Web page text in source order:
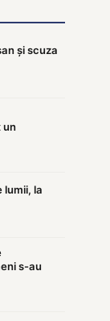
și scuza
un
lumii, la
s-au